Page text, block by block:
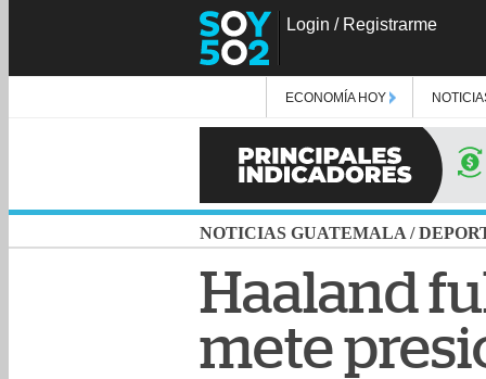
Login / Registrarme
ECONOMÍA HOY
NOTICIAS GUATEMALA /
Haaland
mete